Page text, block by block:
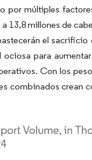
múltiples
13,8 millones de
el
para
Con los
combinados crean